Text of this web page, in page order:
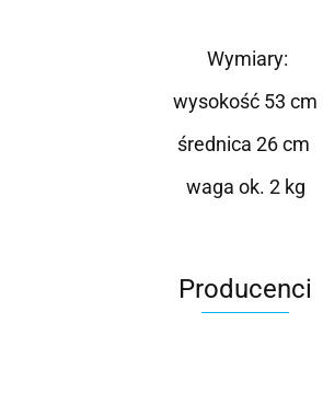
Wymiary:
wysokość 53 cm
średnica 26 cm
waga ok. 2 kg
Producenci